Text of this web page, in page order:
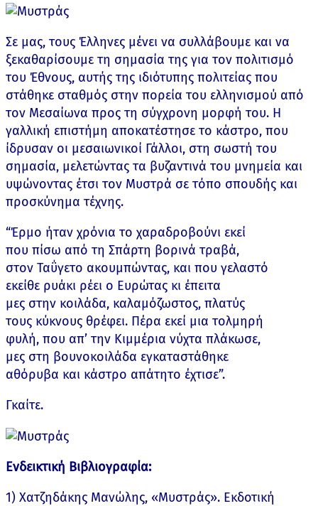
Σε μας, τους Έλληνες μένει να συλλάβουμε και να
ξεκαθαρίσουμε τη σημασία της για τον πολιτισμό
του Έθνους, αυτής της ιδιότυπης πολιτείας που
στάθηκε σταθμός στην πορεία του ελληνισμού από
τον Μεσαίωνα προς τη σύγχρονη μορφή του. Η
γαλλική επιστήμη αποκατέστησε το κάστρο, που
ίδρυσαν οι μεσαιωνικοί Γάλλοι, στη σωστή του
σημασία, μελετώντας τα βυζαντινά του μνημεία και
υψώνοντας έτσι τον Μυστρά σε τόπο σπουδής και
προσκύνημα τέχνης.
“Έρμο ήταν χρόνια το χαραδροβούνι εκεί
που πίσω από τη Σπάρτη βορινά τραβά,
στον Ταΰγετο ακουμπώντας, και που γελαστό
εκείθε ρυάκι ρέει ο Ευρώτας κι έπειτα
μες στην κοιλάδα, καλαμόζωστος, πλατύς
τους κύκνους θρέφει. Πέρα εκεί μια τολμηρή
φυλή, που απ’ την Κιμμέρια νύχτα πλάκωσε,
μες στη βουνοκοιλάδα εγκαταστάθηκε
αθόρυβα και κάστρο απάτητο έχτισε”.
Γκαίτε.
Ενδεικτική Βιβλιογραφία:
1) Χατζηδάκης Μανώλης, «Μυστράς». Εκδοτική